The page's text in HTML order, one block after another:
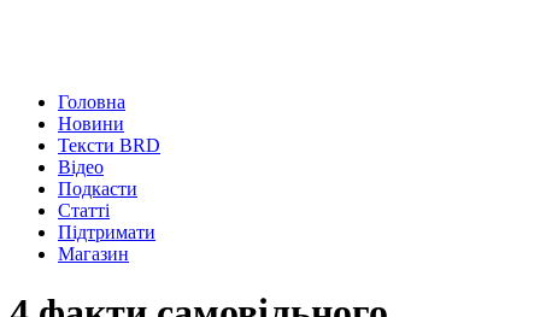
Головна
Новини
Тексти BRD
Відео
Подкасти
Статті
Підтримати
Магазин